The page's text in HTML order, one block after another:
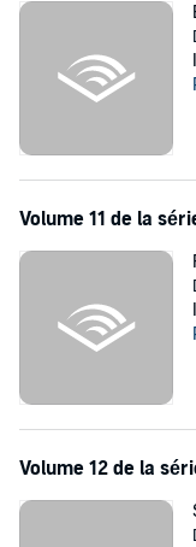
Volume 11 de la
Volume 12 de la